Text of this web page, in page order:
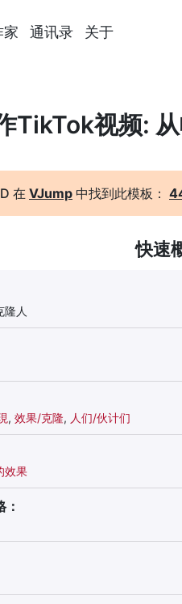
家 通讯录 关于
TikTok视频:
在 VJump 中找到此模板：
快速
隆人
, 效果/克隆, 人们/伙计们
效果